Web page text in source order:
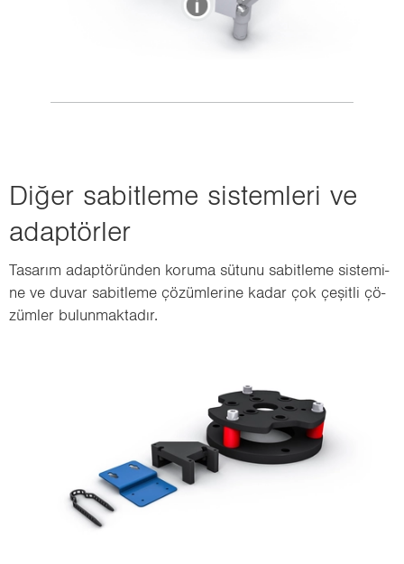
Diğer sa­bit­le­me sis­tem­le­ri ve
adap­tör­ler
Ta­sa­rım adap­tö­rün­den ko­ru­ma sü­tu­nu sa­bit­le­me sis­te­mi­
ne ve duvar sa­bit­le­me çö­züm­le­ri­ne kadar çok çe­şit­li çö­
züm­ler bu­lun­mak­ta­dır.